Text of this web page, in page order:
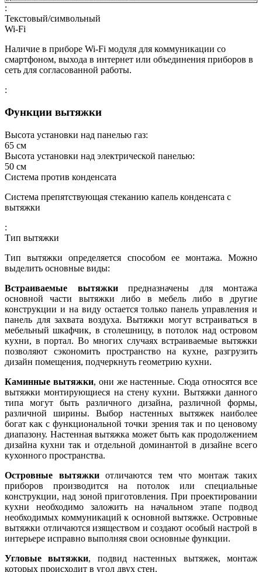
:
Текстовый/символьный
Wi-Fi
Наличие в приборе Wi-Fi модуля для коммуникации со
смартфоном, выхода в интернет или объединения приборов в
сеть для согласованной работы.
:
Функции вытяжки
Высота установки над панелью газ:
65 см
Высота установки над электрической панелью:
50 см
Система против конденсата
Система препятствующая стеканию капель конденсата с
вытяжки
:
Тип вытяжки
Тип вытяжки определяется способом ее монтажа. Можно
выделить основные виды:
Встраиваемые вытяжкипредназначены для монтажа
основной части вытяжки либо в мебель либо в другие
конструкции и на виду остается только панель управления и
панель для захвата воздуха. Вытяжки могут встраиваться в
мебельный шкафчик, в столешницу, в потолок над островом
кухни, в портал. Во многих случаях встраиваемые вытяжки
позволяют сэкономить пространство на кухне, разгрузить
дизайн помещения, подчеркнуть геометрию кухни.
Каминные вытяжки, они же настенные. Сюда относятся все
вытяжки монтирующиеся на стену кухни. Вытяжки данного
типа могут быть различного дизайна, различной формы,
различной ширины. Выбор настенных вытяжек наиболее
богат как с функциональной точки зрения так и по ценовому
диапазону. Настенная вытяжка может быть как продолжением
дизайна кухни так и отдельной доминантой в дизайне всего
кухонного пространства.
Островные вытяжкиотличаются тем что монтаж таких
приборов производится на потолок или специальные
конструкции, над зоной приготовления. При проектировании
кухни необходимо заложить на начальном этапе подвод
необходимых коммуникаций к основной вытяжке. Островные
вытяжки отличаются изяществом и создают особый настрой в
интерьере исправно выполняя свои основные функции.
Угловые вытяжки, подвид настенных вытяжек, монтаж
которых происходит в угол двух стен.